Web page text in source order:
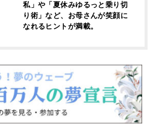
私」や「夏休みゆるっと乗り切
り術」など、お母さんが笑顔に
なれるヒントが満載。